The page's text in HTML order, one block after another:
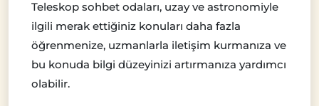
Teleskop sohbet odaları, uzay ve astronomiyle
ilgili merak ettiğiniz konuları daha fazla
öğrenmenize, uzmanlarla iletişim kurmanıza ve
bu konuda bilgi düzeyinizi artırmanıza yardımcı
olabilir.